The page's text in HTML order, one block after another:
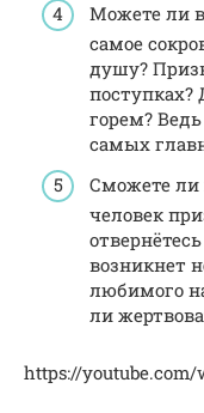
Можете ли
самое
душу?
горем?
самых
Сможете ли
человек
возникнет
любимого
ли
https://